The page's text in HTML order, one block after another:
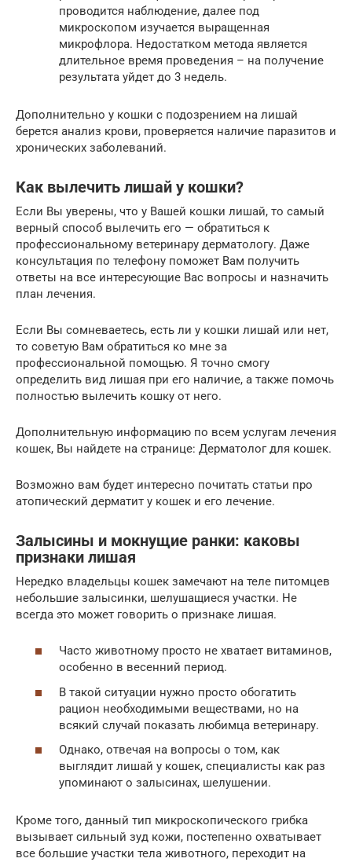
проводится наблюдение, далее под
микроскопом изучается выращенная
микрофлора. Недостатком метода является
длительное время проведения – на получение
результата уйдет до 3 недель.
Дополнительно у кошки с подозрением на лишай
берется анализ крови, проверяется наличие паразитов и
хронических заболеваний.
Как вылечить лишай у кошки?
Если Вы уверены, что у Вашей кошки лишай, то самый
верный способ вылечить его — обратиться к
профессиональному ветеринару дерматологу. Даже
консультация по телефону поможет Вам получить
ответы на все интересующие Вас вопросы и назначить
план лечения.
Если Вы сомневаетесь, есть ли у кошки лишай или нет,
то советую Вам обратиться ко мне за
профессиональной помощью. Я точно смогу
определить вид лишая при его наличие, а также помочь
полностью вылечить кошку от него.
Дополнительную информацию по всем услугам лечения
кошек, Вы найдете на странице: Дерматолог для кошек.
Возможно вам будет интересно почитать статьи про
атопический дерматит у кошек и его лечение.
Залысины и мокнущие ранки: каковы
признаки лишая
Нередко владельцы кошек замечают на теле питомцев
небольшие залысинки, шелушащиеся участки. Не
всегда это может говорить о признаке лишая.
Часто животному просто не хватает витаминов,
особенно в весенний период.
В такой ситуации нужно просто обогатить
рацион необходимыми веществами, но на
всякий случай показать любимца ветеринару.
Однако, отвечая на вопросы о том, как
выглядит лишай у кошек, специалисты как раз
упоминают о залысинах, шелушении.
Кроме того, данный тип микроскопического грибка
вызывает сильный зуд кожи, постепенно охватывает
все большие участки тела животного, переходит на